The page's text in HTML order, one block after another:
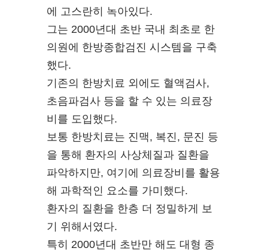
에 고스란히 녹아있다.
그는 2000년대 초반 국내 최초로 한
의원에 한방종합검진 시스템을 구축
했다.
기존의 한방치료 외에도 혈액검사,
초음파검사 등을 할 수 있는 의료장
비를 도입했다.
보통 한방치료는 진맥, 복진, 문진 등
을 통해 환자의 사상체질과 질환을
파악하지만, 여기에 의료장비를 활용
해 과학적인 요소를 가미했다.
환자의 질환을 한층 더 정밀하게 보
기 위해서였다.
특히 2000년대 초반만 해도 대형 종